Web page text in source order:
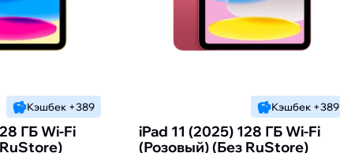
Кэшбек +389
ГБ Wi-Fi
Кэшбек +389
iPad 11 (2025) 128 ГБ Wi-Fi
(Розовый) (Без RuStore)